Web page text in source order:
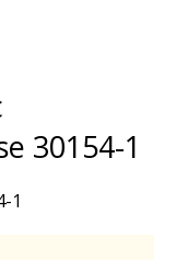
30154-1
1